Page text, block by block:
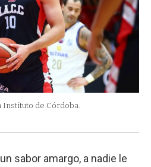
Instituto de Córdoba.
sabor amargo, a nadie le